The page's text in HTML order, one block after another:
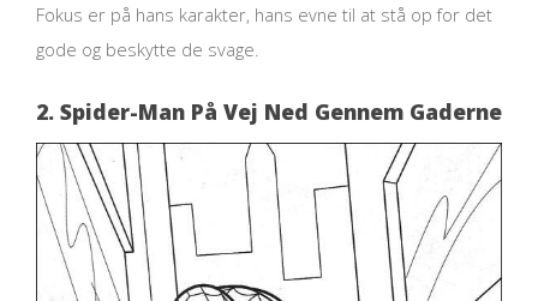
Fokus er på hans karakter, hans evne til at stå op for det
gode og beskytte de svage.
2. Spider-Man På Vej Ned Gennem Gaderne